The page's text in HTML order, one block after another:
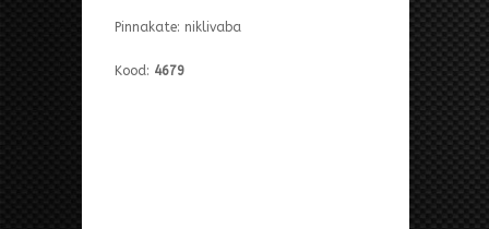
Pinnakate: niklivaba
Kood: 4679